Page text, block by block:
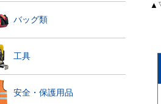
バッグ類
工具
安全・保護用品